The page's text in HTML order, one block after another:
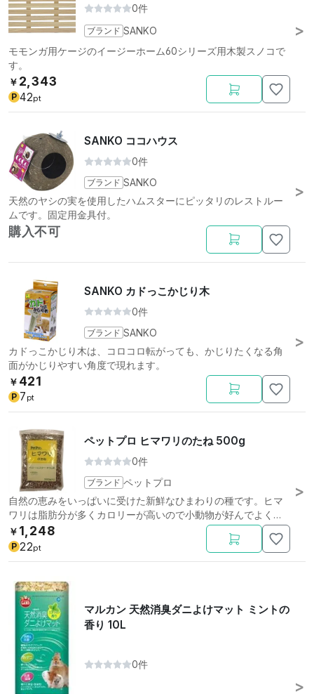
0件
ブランド SANKO
モモンガ用ケージのイージーホーム60シリーズ用木製スノコで
す。
￥ 2,343
P 42pt
SANKO ココハウス
0件
ブランド SANKO
天然のヤシの実を使用したハムスターにピッタリのレストルー
ムです。固定用金具付。
購入不可
SANKO カドっこかじり木
0件
ブランド SANKO
カドっこかじり木は、コロコロ転がっても、かじりたくなる角
面がかじりやすい角度で現れます。
￥ 421
P 7 pt
ペットプロ ヒマワリのたね 500g
0件
ブランド ペットプロ
自然の恵みをいっぱいに受けた新鮮なひまわりの種です。ヒマ
ワリは脂肪分が多くカロリーが高いので小動物が好んでよく食
べます。
￥ 1,248
P 22pt
マルカン 天然消臭ダニよけマット ミントの
香り 10L
0件